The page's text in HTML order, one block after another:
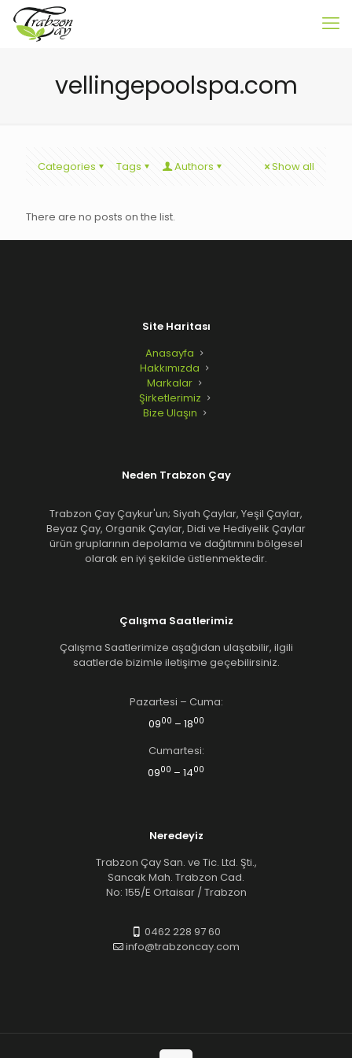
vellingepoolspa.com
Categories Tags Authors Show all
There are no posts on the list.
Site Haritası
Anasayfa
Hakkımızda
Markalar
Şirketlerimiz
Bize Ulaşın
Neden Trabzon Çay
Trabzon Çay Çaykur'un; Siyah Çaylar, Yeşil Çaylar,
Beyaz Çay, Organik Çaylar, Didi ve Hediyelik Çaylar
ürün gruplarının depolama ve dağıtımını bölgesel
olarak en iyi şekilde üstlenmektedir.
Çalışma Saatlerimiz
Çalışma Saatlerimize aşağıdan ulaşabilir, ilgili
saatlerde bizimle iletişime geçebilirsiniz.
Pazartesi – Cuma:
0900 – 1800
Cumartesi:
0900 – 1400
Neredeyiz
Trabzon Çay San. ve Tic. Ltd. Şti.,
Sancak Mah. Trabzon Cad.
No: 155/E Ortaisar / Trabzon
0462 228 97 60
info@trabzoncay.com